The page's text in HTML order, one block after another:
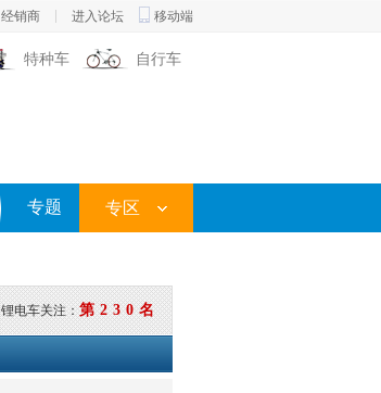
经销商 进入论坛 移动端
特种车 自行车
专题 专区
锂电车关注：第230名